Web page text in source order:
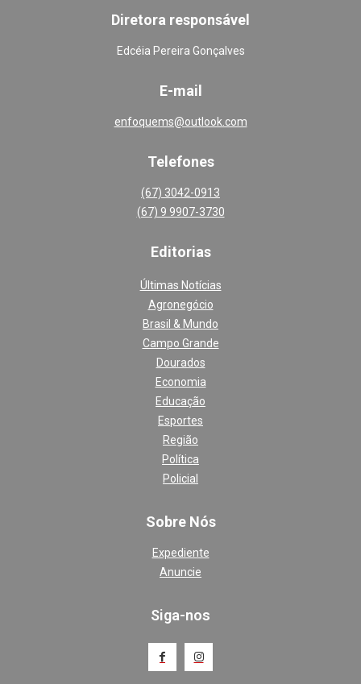
Diretora responsável
Edcéia Pereira Gonçalves
E-mail
enfoquems@outlook.com
Telefones
(67) 3042-0913
(67) 9 9907-3730
Editorias
Últimas Notícias
Agronegócio
Brasil & Mundo
Campo Grande
Dourados
Economia
Educação
Esportes
Região
Política
Policial
Sobre Nós
Expediente
Anuncie
Siga-nos